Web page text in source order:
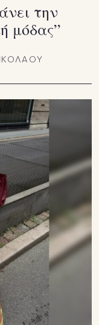
την
μόδας”